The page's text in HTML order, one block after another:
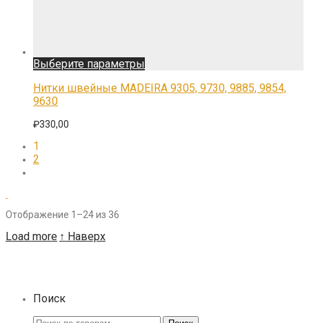
Выберите параметры
товар
имеет
несколько
Нитки швейные MADEIRA 9305, 9730, 9885, 9854,
9630
₽330,00
1
2
Отображение 1–24 из 36
Load more ↑ Наверх
Поиск
Искать: